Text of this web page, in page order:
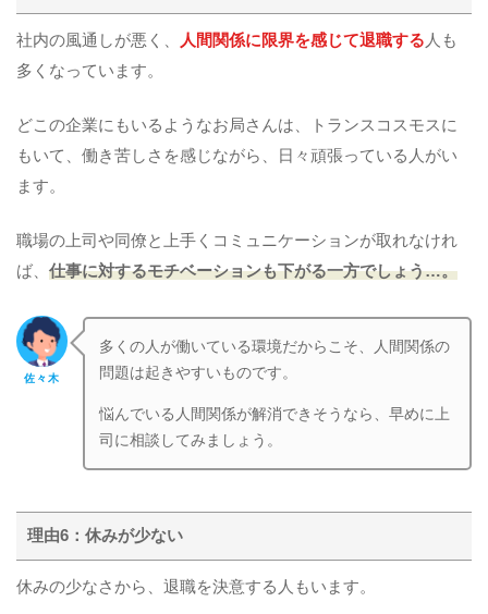
社内の風通しが悪く、 人間関係に限界を感じて退職する人も
多くなっています。
どこの企業にもいるようなお局さんは、トランスコスモスに
もいて、働き苦しさを感じながら、日々頑張っている人がい
ます。
職場の上司や同僚と上手くコミュニケーションが取れなけれ
ば、 仕事に対するモチベーションも下がる一方でしょう…。
佐々木
多くの人が働いている環境だからこそ、人間関係の
問題は起きやすいものです。
悩んでいる人間関係が解消できそうなら、早めに上
司に相談してみましょう。
理由6：休みが少ない
休みの少なさから、退職を決意する人もいます。